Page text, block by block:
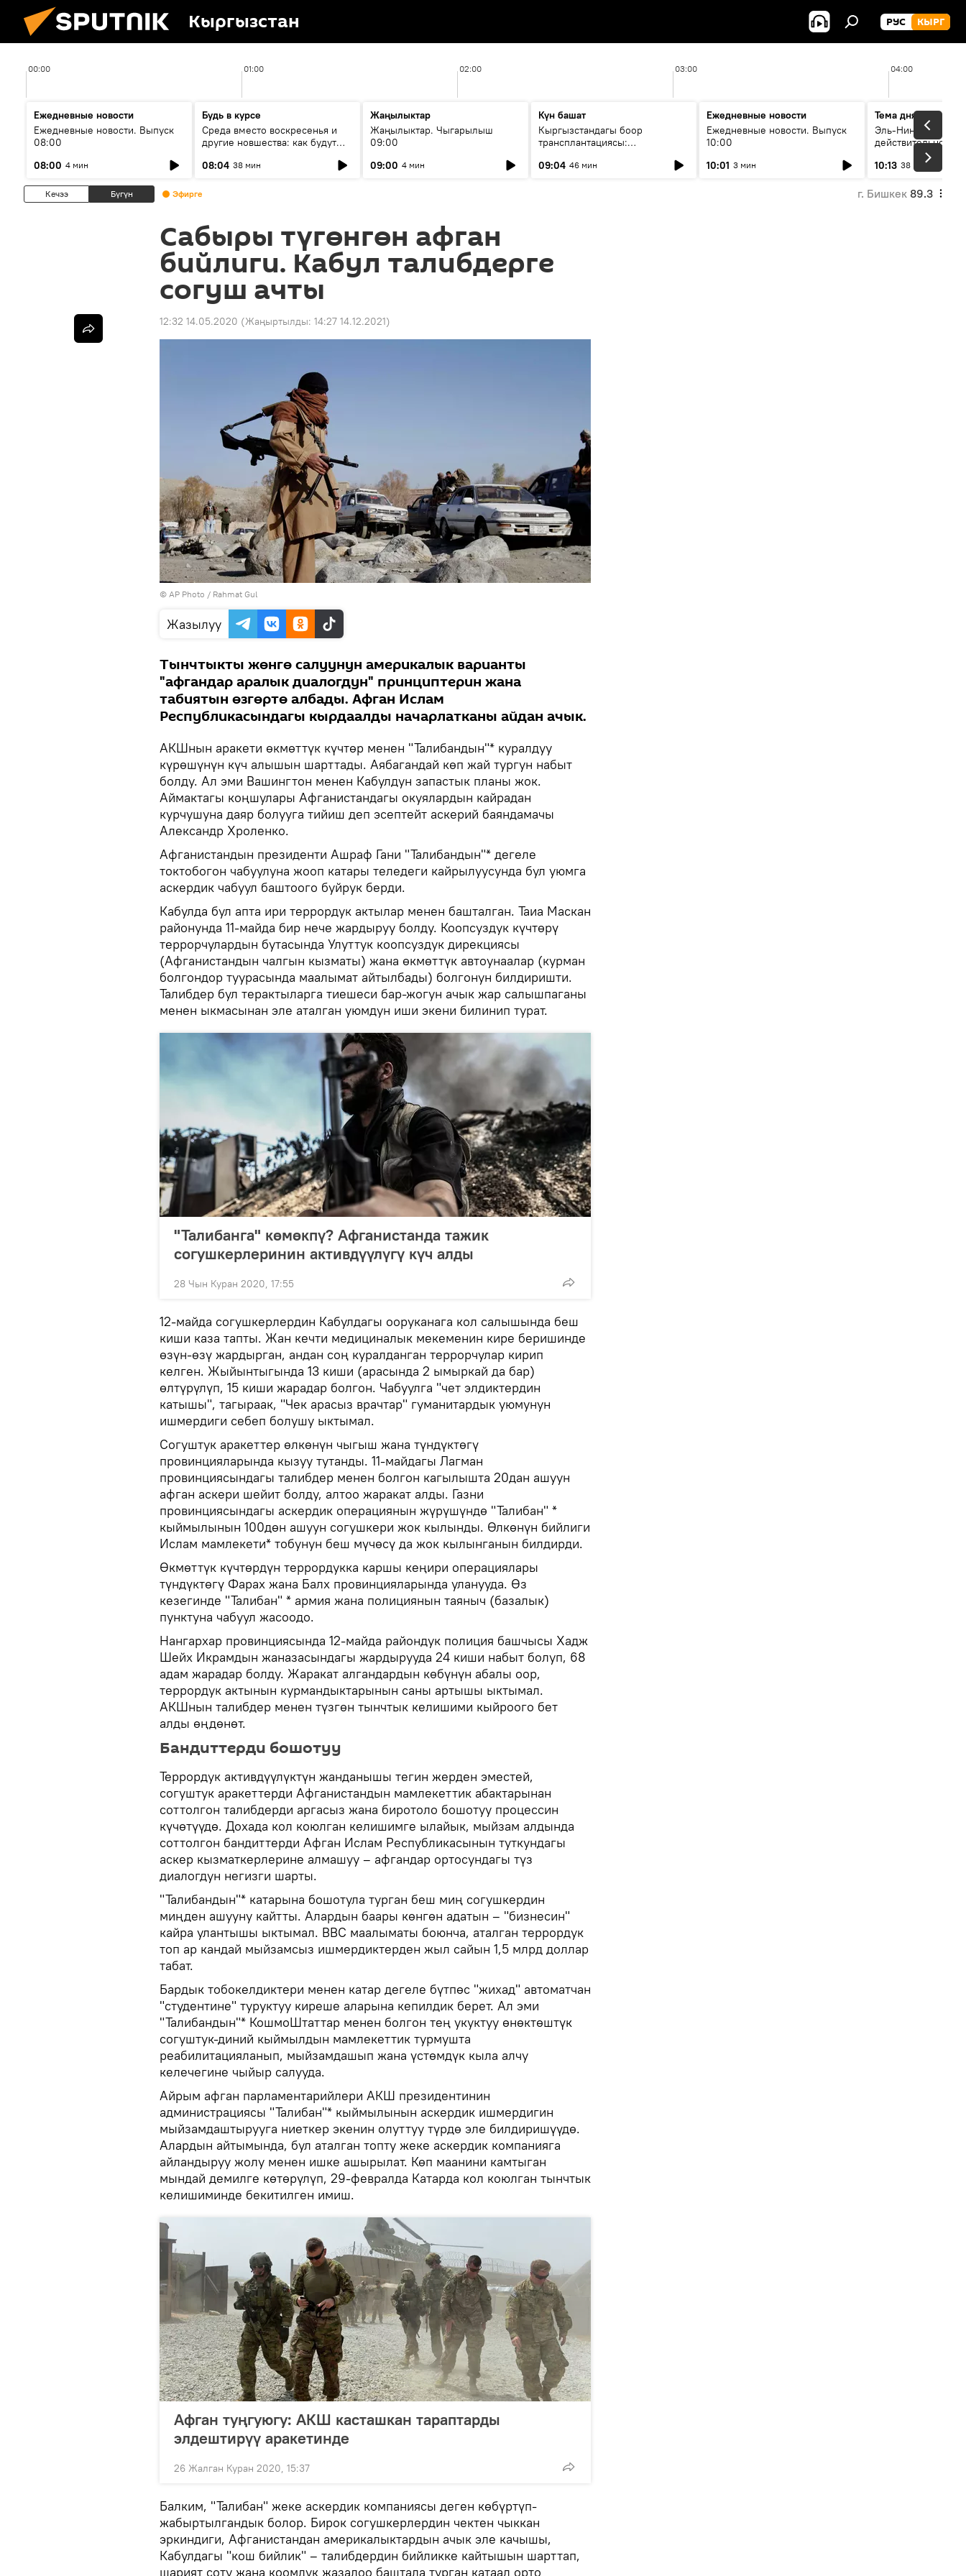
Кыргызстан РУС КЫРГ
00:00 01:00 02:00 03:00 04:00
Ежедневные новости
Ежедневные новости. Выпуск
08:00
08:00 4 мин
Будь в курсе
Среда вместо воскресенья и
другие новшества: как будут
08:04 38 мин
Жаңылыктар
Жаңылыктар. Чыгарылыш
09:00
09:00 4 мин
Күн башат
Кыргызстандагы боор
трансплантациясы:
келечеги
09:04 46 мин
Ежедневные новости
Ежедневные новости. Выпуск
10:00
10:01 3 мин
Тема дня
Эль-Ниньо, жара и
действительно
погоду в
10:13 38 мин
Кечээ Бүгүн Эфирге г. Бишкек 89.3
Сабыры түгөнгөн афган
бийлиги. Кабул талибдерге
согуш ачты
12:32 14.05.2020 (Жаңыртылды: 14:27 14.12.2021)
© AP Photo / Rahmat Gul
Жазылуу
Тынчтыкты жөнгө салуунун америкалык варианты
"афгандар аралык диалогдун" принциптерин жана
табиятын өзгөртө албады. Афган Ислам
Республикасындагы кырдаалды начарлатканы айдан ачык.
АКШнын аракети өкмөттүк күчтөр менен "Талибандын"* куралдуу
күрөшүнүн күч алышын шарттады. Аябагандай көп жай тургун набыт
болду. Ал эми Вашингтон менен Кабулдун запастык планы жок.
Аймактагы коңшулары Афганистандагы окуялардын кайрадан
курчушуна даяр болууга тийиш деп эсептейт аскерий баяндамачы
Александр Хроленко.
Афганистандын президенти Ашраф Гани "Талибандын"* дегеле
токтобогон чабуулуна жооп катары теледеги кайрылуусунда бул уюмга
аскердик чабуул баштоого буйрук берди.
Кабулда бул апта ири террордук актылар менен башталган. Таиа Маскан
районунда 11-майда бир нече жардыруу болду. Коопсуздук күчтөрү
террорчулардын бутасында Улуттук коопсуздук дирекциясы
(Афганистандын чалгын кызматы) жана өкмөттүк автоунаалар (курман
болгондор туурасында маалымат айтылбады) болгонун билдиришти.
Талибдер бул терактыларга тиешеси бар-жогун ачык жар салышпаганы
менен ыкмасынан эле аталган уюмдун иши экени билинип турат.
"Талибанга" көмөкпү? Афганистанда тажик
согушкерлеринин активдүүлүгү күч алды
28 Чын Куран 2020, 17:55
12-майда согушкерлердин Кабулдагы ооруканага кол салышында беш
киши каза тапты. Жан кечти медициналык мекеменин кире беришинде
өзүн-өзү жардырган, андан соң куралданган террорчулар кирип
келген. Жыйынтыгында 13 киши (арасында 2 ымыркай да бар)
өлтүрүлүп, 15 киши жарадар болгон. Чабуулга "чет элдиктердин
катышы", тагыраак, "Чек арасыз врачтар" гуманитардык уюмунун
ишмердиги себеп болушу ыктымал.
Согуштук аракеттер өлкөнүн чыгыш жана түндүктөгү
провинцияларында кызуу тутанды. 11-майдагы Лагман
провинциясындагы талибдер менен болгон кагылышта 20дан ашуун
афган аскери шейит болду, алтоо жаракат алды. Газни
провинциясындагы аскердик операциянын жүрүшүндө "Талибан" *
кыймылынын 100дөн ашуун согушкери жок кылынды. Өлкөнүн бийлиги
Ислам мамлекети* тобунун беш мүчөсү да жок кылынганын билдирди.
Өкмөттүк күчтөрдүн террордукка каршы кеңири операциялары
түндүктөгү Фарах жана Балх провинцияларында уланууда. Өз
кезегинде "Талибан" * армия жана полициянын таяныч (базалык)
пунктуна чабуул жасоодо.
Нангархар провинциясында 12-майда райондук полиция башчысы Хадж
Шейх Икрамдын жаназасындагы жардырууда 24 киши набыт болуп, 68
адам жарадар болду. Жаракат алгандардын көбүнүн абалы оор,
террордук актынын курмандыктарынын саны артышы ыктымал.
АКШнын талибдер менен түзгөн тынчтык келишими кыйроого бет
алды өңдөнөт.
Бандиттерди бошотуу
Террордук активдүүлүктүн жанданышы тегин жерден эместей,
согуштук аракеттерди Афганистандын мамлекеттик абактарынан
соттолгон талибдерди аргасыз жана биротоло бошотуу процессин
күчөтүүдө. Дохада кол коюлган келишимге ылайык, мыйзам алдында
соттолгон бандиттерди Афган Ислам Республикасынын туткундагы
аскер кызматкерлерине алмашуу – афгандар ортосундагы түз
диалогдун негизги шарты.
"Талибандын"* катарына бошотула турган беш миң согушкердин
миңден ашууну кайтты. Алардын баары көнгөн адатын – "бизнесин"
кайра улантышы ыктымал. ВВС маалыматы боюнча, аталган террордук
топ ар кандай мыйзамсыз ишмердиктерден жыл сайын 1,5 млрд доллар
табат.
Бардык тобокелдиктери менен катар дегеле бүтпөс "жихад" автоматчан
"студентине" туруктуу киреше аларына кепилдик берет. Ал эми
"Талибандын"* КошмоШтаттар менен болгон тең укуктуу өнөктөштүк
согуштук-диний кыймылдын мамлекеттик турмушта
реабилитацияланып, мыйзамдашып жана үстөмдүк кыла алчу
келечегине чыйыр салууда.
Айрым афган парламентарийлери АКШ президентинин
администрациясы "Талибан"* кыймылынын аскердик ишмердигин
мыйзамдаштырууга ниеткер экенин олуттуу түрдө эле билдиришүүдө.
Алардын айтымында, бул аталган топту жеке аскердик компанияга
айландыруу жолу менен ишке ашырылат. Көп маанини камтыган
мындай демилге көтөрүлүп, 29-февралда Катарда кол коюлган тынчтык
келишиминде бекитилген имиш.
Афган туңгуюгу: АКШ касташкан тараптарды
элдештирүү аракетинде
26 Жалган Куран 2020, 15:37
Балким, "Талибан" жеке аскердик компаниясы деген көбүртүп-
жабыртылгандык болор. Бирок согушкерлердин чектен чыккан
эркиндиги, Афганистандан америкалыктардын ачык эле качышы,
Кабулдагы "кош бийлик" – талибдердин бийликке кайтышын шарттап,
шарият соту жана коомдук жазалоо баштала турган катаал орто